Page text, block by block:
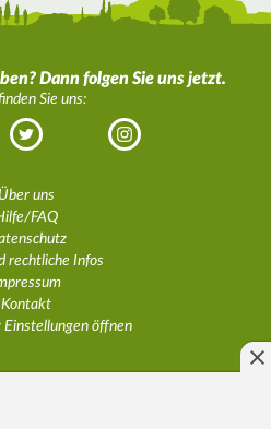
Dann folgen Sie uns jetzt.
Sie uns:
Twitter Instagram
Über uns
FAQ
rechtliche Infos
Kontakt
öffnen